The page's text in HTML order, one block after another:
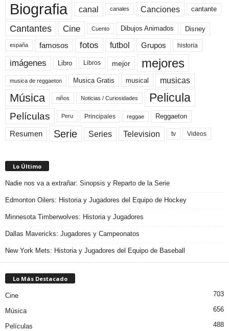
Biografia canal canales Canciones cantante
Cantantes Cine Cuento Dibujos Animados Disney
españa famosos fotos futbol Grupos historia
imágenes Libro Libros mejor mejores
musica de reggaeton Musica Gratis musical musicas
Música niños Noticias / Curiosidades Pelicula
Películas Peru Principales reggae Reggaeton
Resumen Serie Series Television tv Videos
Lo Último
Nadie nos va a extrañar: Sinopsis y Reparto de la Serie
Edmonton Oilers: Historia y Jugadores del Equipo de Hockey
Minnesota Timberwolves: Historia y Jugadores
Dallas Mavericks: Jugadores y Campeonatos
New York Mets: Historia y Jugadores del Equipo de Baseball
Lo Más Destacado
Cine 703
Música 656
Películas 488